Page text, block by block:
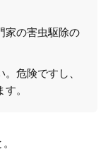
家の害虫駆除の
危険ですし、
。